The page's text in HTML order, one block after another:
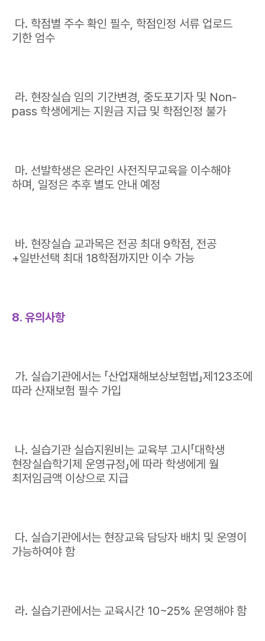
다. 학점별 주수 확인 필수, 학점인정 서류 업로드
기한 엄수
라. 현장실습 임의 기간변경, 중도포기자 및 Non-
pass 학생에게는 지원금 지급 및 학점인정 불가
마. 선발학생은 온라인 사전직무교육을 이수해야
하며, 일정은 추후 별도 안내 예정
바. 현장실습 교과목은 전공 최대 9학점, 전공
+일반선택 최대 18학점까지만 이수 가능
8. 유의사항
가. 실습기관에서는 「산업재해보상보험법」제123조에
따라 산재보험 필수 가입
나. 실습기관 실습지원비는 교육부 고시「대학생
현장실습학기제 운영규정」에 따라 학생에게 월
최저임금액 이상으로 지급
다. 실습기관에서는 현장교육 담당자 배치 및 운영이
가능하여야 함
라. 실습기관에서는 교육시간 10~25% 운영해야 함